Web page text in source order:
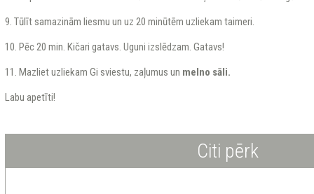
9. Tūlīt samazinām liesmu un uz 20 minūtēm uzliekam taimeri.
10. Pēc 20 min. Kičari gatavs. Uguni izslēdzam. Gatavs!
11. Mazliet uzliekam Gi sviestu, zaļumus un melno sāli.
Labu apetīti!
Citi pērk